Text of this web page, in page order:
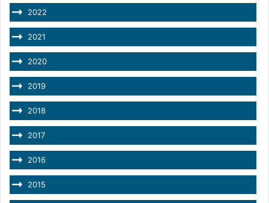
2022
2021
2020
2019
2018
2017
2016
2015